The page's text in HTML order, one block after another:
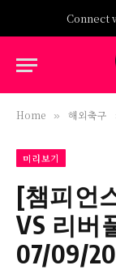
Connect
Home » 해외축구
미리보기
[챔피언
VS 리버
07/09/